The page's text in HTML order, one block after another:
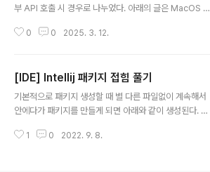
부 API 호출 시 경우로 나누었다. 아래의 글은 MacOS 기
를 따로 사용하는데 이 경우 아래와 같은 오류 코드들을 만
lf-signed certificate in certificate chain해결pypi
저장소 이용 시pyCharm따로 건드려야 하는 설정은 없다.
pyenv, virtualenv가상환경에 있는 pip 의 설정 파일(pi
약, 해당 파일..
0 0 2025. 3. 12.
[IDE] Intellij 패키지 접힘 풀기
기본적으로 패키지 생성할 때 별 다른 파일없이 계속해서
안에다가 패키지를 만들게 되면 아래와 같이 생성된다. 예
후 그 아래에 code 라는 패키지를 다시 한 번 만들면 위처
1 0 2022. 9. 8.